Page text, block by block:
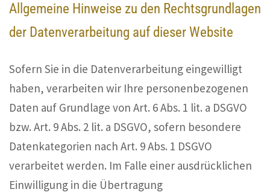
Allgemeine Hinweise zu den Rechtsgrundlagen
der Datenverarbeitung auf dieser Website
Sofern Sie in die Datenverarbeitung eingewilligt
haben, verarbeiten wir Ihre personenbezogenen
Daten auf Grundlage von Art. 6 Abs. 1 lit. a DSGVO
bzw. Art. 9 Abs. 2 lit. a DSGVO, sofern besondere
Datenkategorien nach Art. 9 Abs. 1 DSGVO
verarbeitet werden. Im Falle einer ausdrücklichen
Einwilligung in die Übertragung